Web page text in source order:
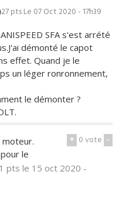
27 ptsLe 07 Oct 2020 - 17h39
SFA s'est arrété
démonté le capot
effet. Quand je le
un léger ronronnement,
le démonter ?
+ 0vote -
moteur.
le
ptsle 15 oct 2020 -